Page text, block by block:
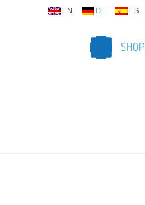
EN DE ES
SHOP